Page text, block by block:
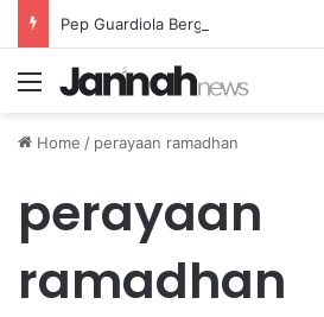
Menu
Home / perayaan ramadhan
perayaan
ramadhan